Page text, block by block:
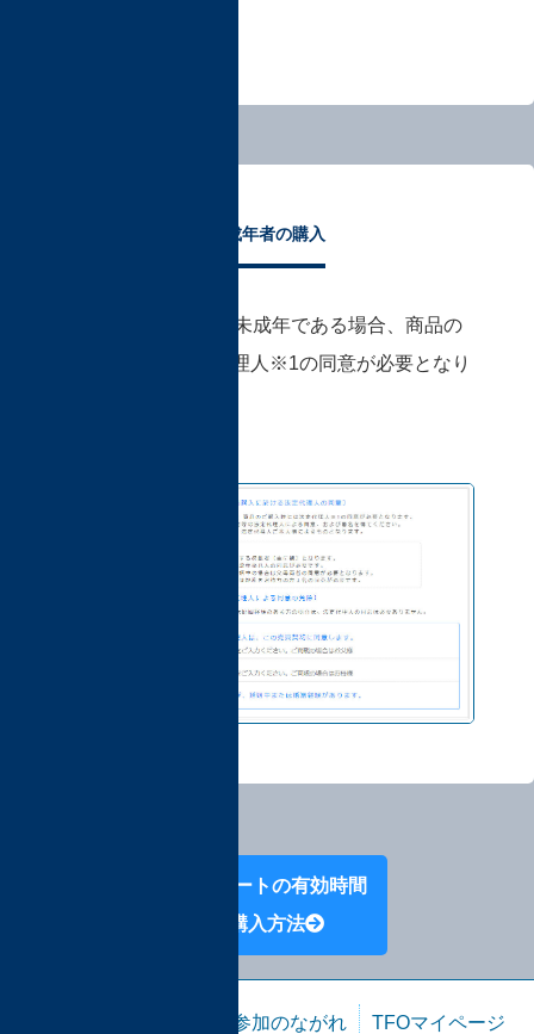
未成年者の購入
購入者が18歳未満の未成年である場合、商品の
ご購入時には法定代理人※1の同意が必要となり
Next:カートの有効時間
と購入方法
参加のながれ TFOマイページ